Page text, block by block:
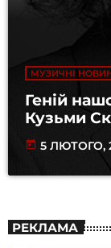
МУЗИЧНІ
Геній
Кузьми
today 5 ЛЮТОГО,
РЕКЛАМА